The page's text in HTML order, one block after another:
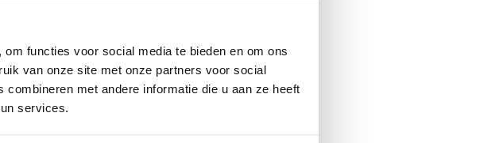
functies voor social media te bieden en om ons
van onze site met onze partners voor social
met andere informatie die u aan ze heeft
services.